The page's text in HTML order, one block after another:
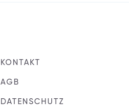
KONTAKT
AGB
DATENSCHUTZ